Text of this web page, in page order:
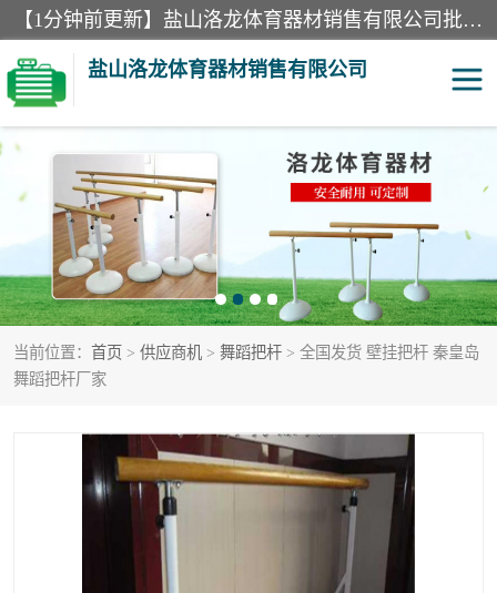
【1分钟前更新】盐山洛龙体育器材销售有限公司批量供应：300米障碍器材、400米障碍器材、部队训练器材、双杠、体操垫、舞蹈把杆等产品。盐山洛龙体育器材销售有限公司经过多年的发展，集研发，生产，销售，售后服务为一体. 奉行“质量，信誉，服务”的宗旨，以开拓创新的精神和真诚守信的态度积极进取。
盐山洛龙体育器材销售有限公司
当前位置： 首页 > 供应商机 > 舞蹈把杆 > 全国发货 壁挂把杆 秦皇岛
舞蹈把杆厂家
单双杠 舞蹈把杆
400米障碍器材 体操垫
300米障碍器材 攀爬架
塑胶跑道 400米障碍器材1